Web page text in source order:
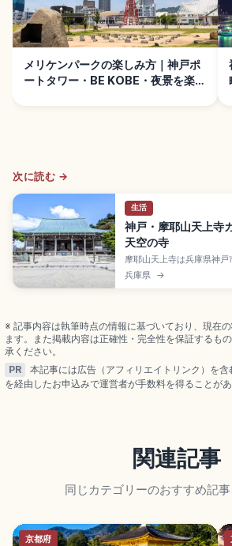
メリケンパークの楽しみ方｜神戸ポ
ートタワー・BE KOBE・夜景を楽し
次に読む →
生活
神戸・摩耶山天上寺
天空の寺
摩耶山天上寺は兵庫県神
上にある真言宗の寺院で
と伝わる古刹。摩耶夫人を
押さえています。
兵庫県 →
※ 記事内容は執筆時点の情報に基づいており、現在
ます。また掲載内容は正確性・完全性を保証するも
承ください。
PR
本記事には広告（アフィリエイトリンク）を
を経由したお申込みで運営者が手数料を得ることがあ
関連記事
同じカテゴリーのおすすめ記
京都府